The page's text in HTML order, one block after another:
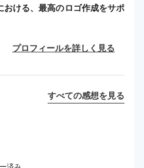
ける、最高のロゴ作成をサポ
プロフィールを詳しく見る
すべての感想を見る
済み